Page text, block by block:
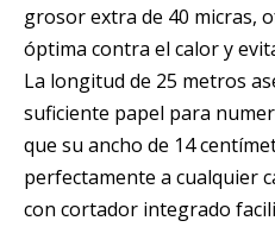
grosor extra de 40 micras,
óptima contra el calor y
La longitud de 25 metros
suficiente papel para
que su ancho de 14
perfectamente a cualquier
con cortador integrado